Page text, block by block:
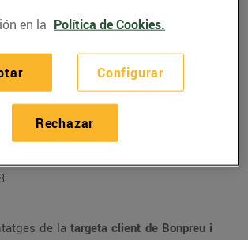
Bonpreu i
la targeta més
de la targeta client de Bonpreu i
en la Política de Cookies.
Configurar
Rechazar